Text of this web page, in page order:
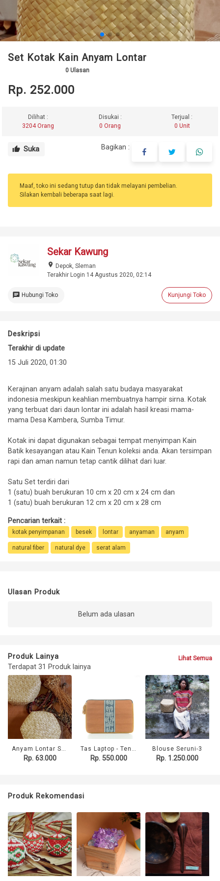
Set Kotak Kain Anyam Lontar
0 Ulasan
Rp. 252.000
Dilihat :
3204 Orang
Disukai :
0 Orang
Terjual :
0 Unit
thumb_up Suka Bagikan :
Maaf, toko ini sedang tutup dan tidak melayani pembelian.
Silakan kembali beberapa saat lagi.
Sekar Kawung
place Depok, Sleman
Terakhir Login 14 Agustus 2020, 02:14
chat Hubungi Toko Kunjungi Toko
Deskripsi
Terakhir di update
15 Juli 2020, 01:30
Kerajinan anyam adalah salah satu budaya masyarakat
indonesia meskipun keahlian membuatnya hampir sirna. Kotak
yang terbuat dari daun lontar ini adalah hasil kreasi mama-
mama Desa Kambera, Sumba Timur.
Kotak ini dapat digunakan sebagai tempat menyimpan Kain
Batik kesayangan atau Kain Tenun koleksi anda. Akan tersimpan
rapi dan aman namun tetap cantik dilihat dari luar.
Satu Set terdiri dari
1 (satu) buah berukuran 10 cm x 20 cm x 24 cm dan
1 (satu) buah berukuran 12 cm x 20 cm x 28 cm
Pencarian terkait :
kotak penyimpanan besek lontar anyaman anyam
natural fiber natural dye serat alam
Ulasan Produk
Belum ada ulasan
Produk Lainya
Terdapat 31 Produk lainya
Lihat Semua
Rp. 63.000 Rp. 550.000
Blouse Seruni-3
Rp. 1.250.000
Produk Rekomendasi